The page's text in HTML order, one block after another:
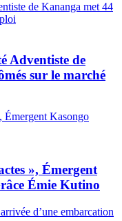
Adventiste de
sur le marché
», Émergent
Émie Kutino